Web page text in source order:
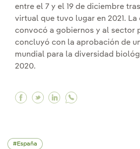
entre el 7 y el 19 de diciembre
virtual que tuvo lugar en 2021. La
convocó a gobiernos y al sector
concluyó con la aprobación de
mundial para la diversidad
2020.
Facebook Un encuentro
Twitter Un encuentro
Linkedin Un
España